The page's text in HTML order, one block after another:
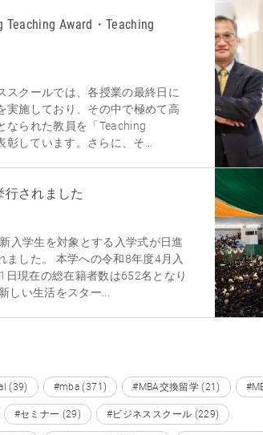
Award・Teaching
スクールでは、各授業の最終日に
実施しており、その中で極めて高
なられた教員を「Teaching
しています。さらに、そ...
されました
入学生を対象とする入学式が日進
ました。 本学への令和8年度4月入
現在の総在籍者数は652名となり
しい生活をスター...
(39) #mba (371) #MBA交換留学 (21)
#セミナー (29) #ビジネススクール (229)